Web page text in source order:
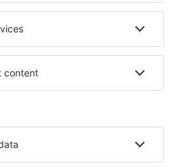
Ubytování v Tunisku